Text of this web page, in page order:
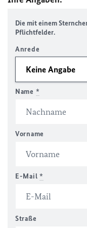
Die mit einem
Pflichtfelder.
Anrede
Name *
Vorname
E-Mail *
Straße